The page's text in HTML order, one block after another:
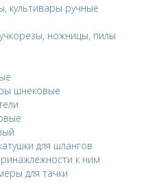
культивары ручные
ножницы, пилы
шнековые
для шлангов
к ним
для тачки